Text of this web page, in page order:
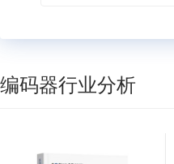
编码器行业分析